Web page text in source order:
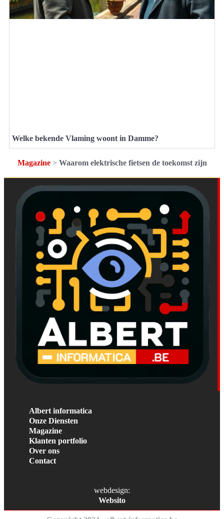
Welke bekende Vlaming woont in Damme?
Magazine> Waarom elektrische fietsen de toekomst zijn
Albert informatica
Onze Diensten
Magazine
Klanten portfolio
Over ons
Contact
webdesign:
Websito